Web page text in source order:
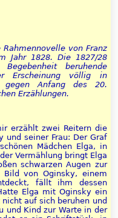
von Franz
Jahr 1828. Die 1827/28
beruhende
Erscheinung völlig in
gegen Anfang des 20.
Erzählungen.
erzählt zwei Reitern die
und seiner Frau: Der Graf
Mädchen Elga, in
Vermählung bringt Elga
schwarzen Augen zur
von Oginsky, einem
fällt ihm dessen
Elga mit Oginsky ein
auf sich beruhen und
und Kind zur Warte in der